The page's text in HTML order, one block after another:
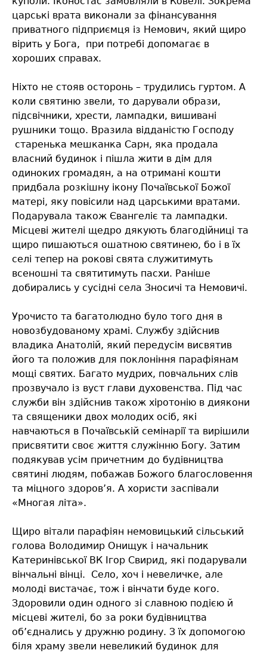
царські врата виконали за фінансування
приватного підприємця із Немович, який щиро
вірить у Бога,
при потребі допомагає в
хороших справах.
Ніхто не стояв осторонь – трудились гуртом. А
коли святиню звели, то дарували образи,
підсвічники, хрести, лампадки, вишивані
рушники тощо. Вразила відданістю Господу
старенька мешканка Сарн, яка продала
власний будинок і пішла жити в дім для
одиноких громадян, а на отримані кошти
придбала розкішну ікону Почаївської Божої
матері, яку повісили над царськими вратами.
Подарувала також Євангеліє та лампадки.
Місцеві жителі щедро дякують благодійниці та
щиро пишаються ошатною святинею, бо і в їх
селі тепер на рокові свята служитимуть
всеношні та святитимуть пасхи. Раніше
добирались у сусідні села Зносичі та Немовичі.
Урочисто та багатолюдно було того дня в
новозбудованому храмі. Службу здійснив
владика Анатолій, який передусім висвятив
його та положив для поклоніння парафіянам
мощі святих. Багато мудрих, повчальних слів
прозвучало із вуст глави духовенства. Під час
служби він здійснив також хіротонію в диякони
та священики двох молодих осіб, які
навчаються в Почаївській семінарії та вирішили
присвятити своє життя служінню Богу. Затим
подякував усім причетним до будівництва
святині людям, побажав Божого благословення
та міцного здоров’я. А хористи заспівали
«Многая літа».
Щиро вітали парафіян немовицький сільський
голова Володимир Онищук і начальник
Катеринівської ВК Ігор Свирид, які подарували
вінчальні вінці.
Село, хоч і невеличке, але
молоді вистачає, тож і вінчати буде кого.
Здоровили один одного зі славною подією й
місцеві жителі, бо за роки будівництва
об’єднались у дружню родину. З їх допомогою
біля храму звели невеликий будинок для